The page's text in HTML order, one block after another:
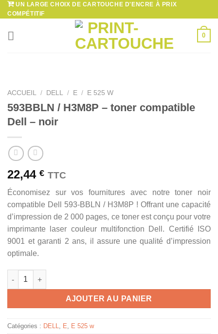
Passer
au
contenu
UN LARGE CHOIX DE CARTOUCHE D'ENCRE À PRIX
COMPÉTITIF
0
ACCUEIL / DELL / E / E 525 W
593BBLN / H3M8P – toner compatible
Dell – noir
22,44 € TTC
Économisez sur vos fournitures avec notre toner noir
compatible Dell 593-BBLN / H3M8P ! Offrant une capacité
d’impression de 2 000 pages, ce toner est conçu pour votre
imprimante laser couleur multifonction Dell. Certifié ISO
9001 et garanti 2 ans, il assure une qualité d’impression
optimale.
quantité de 593BBLN / H3M8P - toner compatible Dell - noir
AJOUTER AU PANIER
Catégories : DELL, E, E 525 w